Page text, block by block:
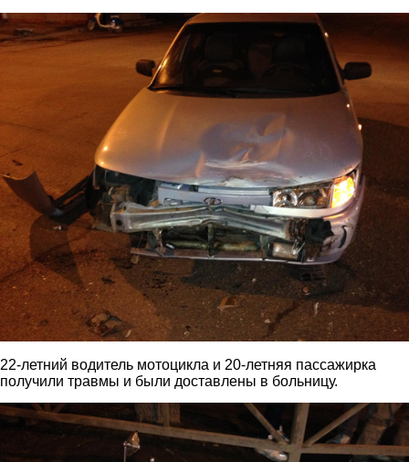
3.jpg
22-летний водитель мотоцикла и 20-летняя пассажирка
получили травмы и были доставлены в больницу.
2.jpg